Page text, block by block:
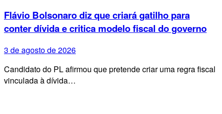
Flávio Bolsonaro diz que criará gatilho para
conter dívida e critica modelo fiscal do governo
3 de agosto de 2026
Candidato do PL afirmou que pretende criar uma regra fiscal
vinculada à dívida…